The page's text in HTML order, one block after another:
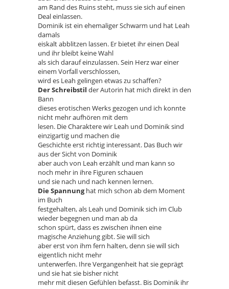
am Rand des Ruins steht, muss sie sich auf einen
Deal einlassen.
Dominik ist ein ehemaliger Schwarm und hat Leah
damals
eiskalt abblitzen lassen. Er bietet ihr einen Deal
und ihr bleibt keine Wahl
als sich darauf einzulassen. Sein Herz war einer
einem Vorfall verschlossen,
wird es Leah gelingen etwas zu schaffen?
Der Schreibstil der Autorin hat mich direkt in den
Bann
dieses erotischen Werks gezogen und ich konnte
nicht mehr aufhören mit dem
lesen. Die Charaktere wir Leah und Dominik sind
einzigartig und machen die
Geschichte erst richtig interessant. Das Buch wir
aus der Sicht von Dominik
aber auch von Leah erzählt und man kann so
noch mehr in ihre Figuren schauen
und sie nach und nach kennen lernen.
Die Spannunghat mich schon ab dem Moment
im Buch
festgehalten, als Leah und Dominik sich im Club
wieder begegnen und man ab da
schon spürt, dass es zwischen ihnen eine
magische Anziehung gibt. Sie will sich
aber erst von ihm fern halten, denn sie will sich
eigentlich nicht mehr
unterwerfen. Ihre Vergangenheit hat sie geprägt
und sie hat sie bisher nicht
mehr mit diesen Gefühlen befasst. Bis Dominik ihr